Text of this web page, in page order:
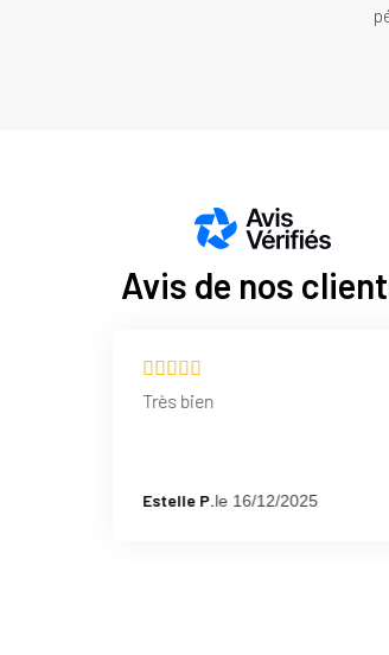
Avis de nos
Très bien
Estelle P.le 16/12/2025